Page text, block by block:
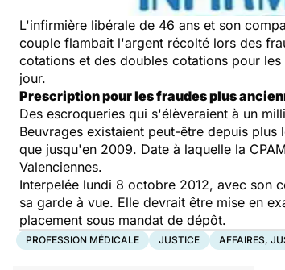
L'infirmière libérale de 46 ans et son
couple flambait l'argent récolté lors des
cotations et des doubles cotations pour
jour.
Prescription pour les fraudes plus
Des escroqueries qui s'élèveraient à un
Beuvrages existaient peut-être depuis
que jusqu'en 2009. Date à laquelle la
Valenciennes.
Interpelée lundi 8 octobre 2012, avec son
sa garde à vue. Elle devrait être mise en
placement sous mandat de dépôt.
PROFESSION MÉDICALE JUSTICE AFFAIRES,